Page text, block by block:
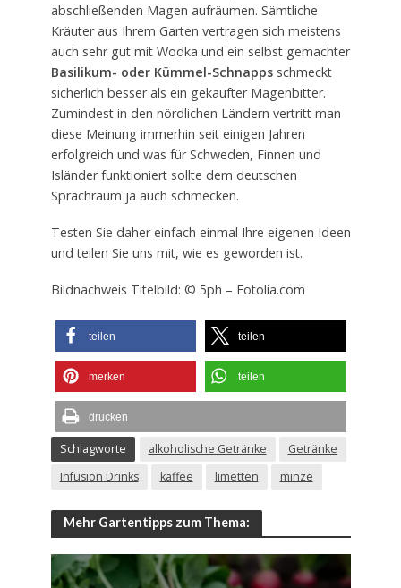
abschließenden Magen aufräumen. Sämtliche
Kräuter aus Ihrem Garten vertragen sich meistens
auch sehr gut mit Wodka und ein selbst gemachter
Basilikum- oder Kümmel-Schnappsschmeckt
sicherlich besser als ein gekaufter Magenbitter.
Zumindest in den nördlichen Ländern vertritt man
diese Meinung immerhin seit einigen Jahren
erfolgreich und was für Schweden, Finnen und
Isländer funktioniert sollte dem deutschen
Sprachraum ja auch schmecken.
Testen Sie daher einfach einmal Ihre eigenen Ideen
und teilen Sie uns mit, wie es geworden ist.
Bildnachweis Titelbild: © 5ph – Fotolia.com
teilen teilen
merken teilen
drucken
Schlagworte alkoholische Getränke
Getränke
Infusion Drinks
kaffee limetten minze
Mehr Gartentipps zum Thema: